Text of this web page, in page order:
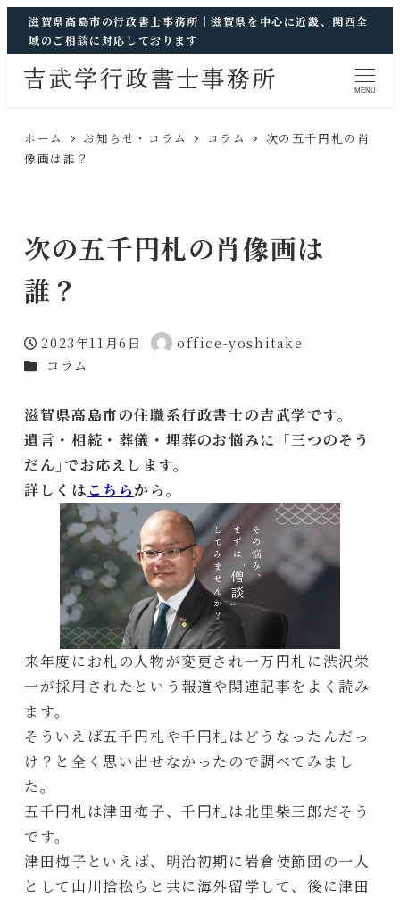
滋賀県高島市の行政書士事務所｜滋賀県を中心に近畿、関西全
域のご相談に対応しております
MENU
ホーム お知らせ・コラム コラム
次の五千円札の肖
像画は誰？
次の五千円札の肖像画は
誰？
投稿日
2023年11月6日
著
office-yoshitake
カテゴリー
コラム
滋賀県高島市の住職系行政書士の吉武学です。
遺言・相続・葬儀・埋葬のお悩みに「三つのそう
だん｣でお応えします。
詳しくは こちらから。
来年度にお札の人物が変更され一万円札に渋沢栄
一が採用されたという報道や関連記事をよく読み
ます。
そういえば五千円札や千円札はどうなったんだっ
け？と全く思い出せなかったので調べてみまし
た。
五千円札は津田梅子、千円札は北里柴三郎だそう
です。
津田梅子といえば、明治初期に岩倉使節団の一人
として山川捨松らと共に海外留学して、後に津田